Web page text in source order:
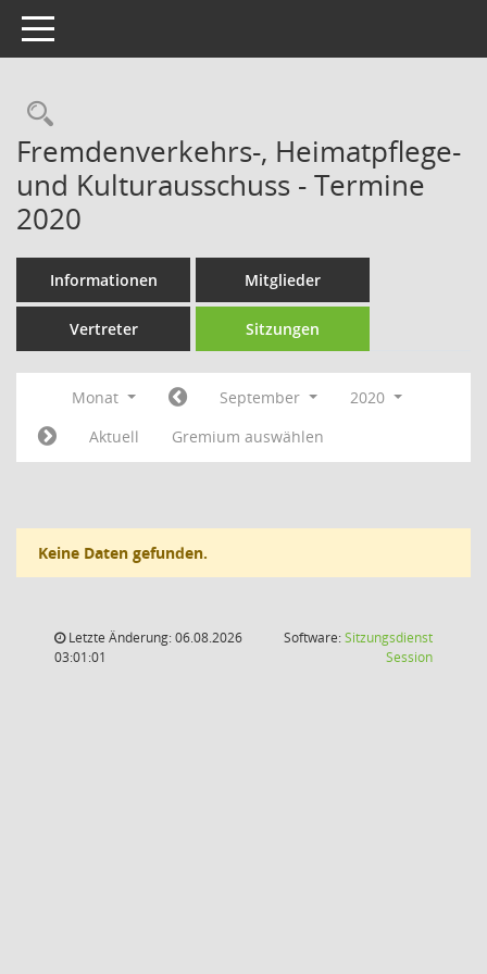
Toggle navigation
Rechercheauswahl
Fremdenverkehrs-, Heimatpflege-
und Kulturausschuss - Termine
2020
Informationen Mitglieder
Vertreter Sitzungen
Monat September
2020
Aktuell
Gremium auswählen
Keine Daten gefunden.
Letzte Änderung: 06.08.2026
03:01:01
Software:Sitzungsdienst
Session(Wird in